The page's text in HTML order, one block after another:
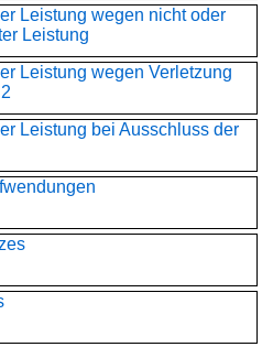
Leistung wegen nicht oder
Leistung
Leistung wegen Verletzung
Leistung bei Ausschluss der